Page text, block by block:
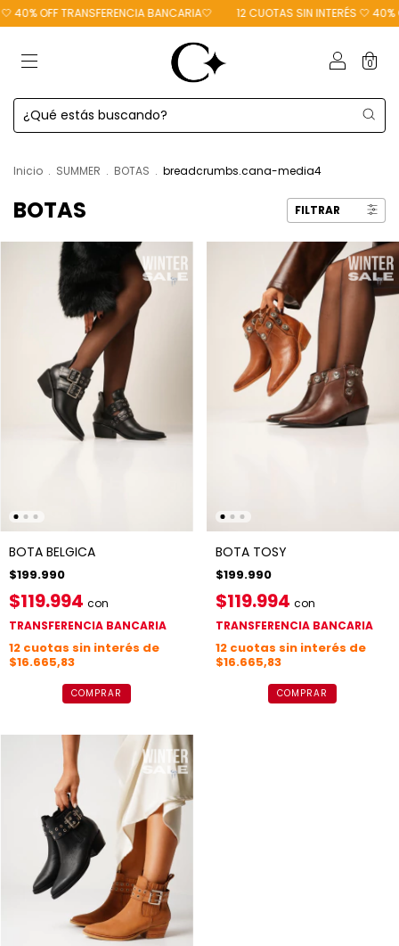
OFF TRANSFERENCIA BANCARIA🤍 12 CUOTAS SIN INTERÉS 🤍 40%
0
Inicio . SUMMER . BOTAS . breadcrumbs.cana-media4
BOTAS FILTRAR
BOTA BELGICA
$199.990
$119.994 con
TRANSFERENCIA BANCARIA
12 cuotas sin interés de
$16.665,83
COMPRAR
BOTA TOSY
$199.990
$119.994 con
TRANSFERENCIA BANCARIA
12 cuotas sin interés de
$16.665,83
COMPRAR